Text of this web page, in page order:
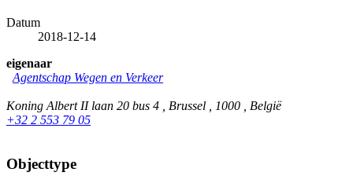
Datum
2018-12-14
eigenaar
Agentschap Wegen en Verkeer
Koning Albert II laan 20 bus 4 , Brussel , 1000 , België
+32 2 553 79 05
Objecttype